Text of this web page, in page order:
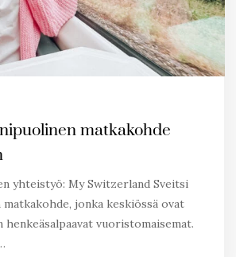
matkakohde
yhteistyö: My Switzerland Sveitsi
jonka keskiössä ovat
vuoristomaisemat.